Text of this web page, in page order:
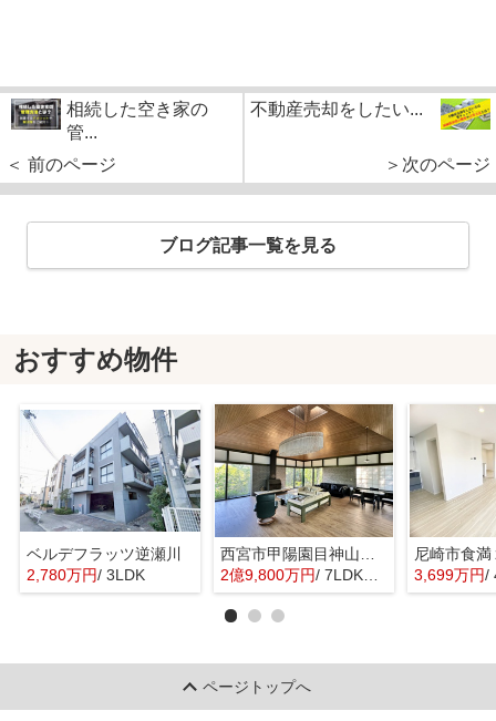
相続した空き家の
管...
＜ 前のページ
不動産売却をしたい...
＞次のページ
ブログ記事一覧を見る
おすすめ物件
ベルデフラッツ逆瀬川
2,780万円/ 3LDK
2億9,800万円/ 7LDK＋3S(納戸) 3,699万円/
ページトップへ